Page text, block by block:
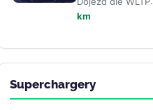
km
Superchargery